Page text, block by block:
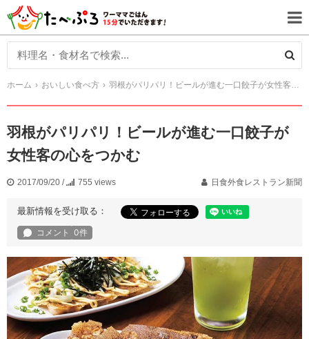
ホーム おいしい食べ方 羽根がパリパリ！ビールが進む一口餃子が女性客の心をつかむ
羽根がパリパリ！ビールが進む一口餃子が
女性客の心をつかむ
2017/09/20 / 755 views 日食外食レストラン新聞
最新情報を受け取る：